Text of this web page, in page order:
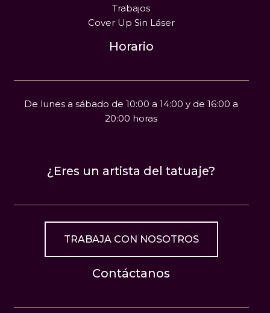
Trabajos
Cover Up Sin Láser
Horario
De lunes a sábado de 10:00 a 14:00 y de 16:00 a
20:00 horas
¿Eres un artista del tatuaje?
TRABAJA CON NOSOTROS
Contáctanos